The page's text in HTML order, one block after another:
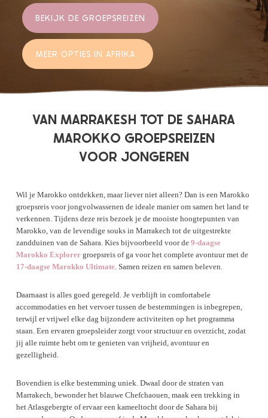
BEKIJK DE GROEPSREIZEN
MEER OPTIES IN AFRIKA..
VAN MARRAKESH TOT DE SAHARA
MAROKKO GROEPSREIZEN
VOOR JONGEREN
Wil je Marokko ontdekken, maar liever niet alleen? Dan is een Marokko
groepsreis voor jongvolwassenen de ideale manier om samen het land te
verkennen. Tijdens deze reis bezoek je de mooiste hoogtepunten van
Marokko, van de levendige souks in Marrakech tot de uitgestrekte
zandduinen van de Sahara. Kies bijvoorbeeld voor de9-daagse
Marokko Explorer groepsreis of ga voor het complete avontuur met de
17-daagse Marokko Ultimate . Samen reizen en samen beleven.
Daarnaast is alles goed geregeld. Je verblijft in comfortabele
accommodaties en het vervoer tussen de bestemmingen is inbegrepen,
terwijl er vrijwel elke dag bijzondere activiteiten op het programma
staan. Een ervaren groepsleider zorgt voor structuur en overzicht, zodat
jij alle ruimte hebt om te genieten van vrijheid, avontuur en
gezelligheid.
Bovendien is elke bestemming uniek. Dwaal door de straten van
Marrakech, bewonder het blauwe Chefchaouen, maak een trekking in
het Atlasgebergte of ervaar een kameeltocht door de Sahara bij